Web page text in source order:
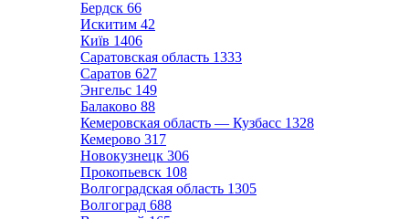
Бердск 66
Искитим 42
Київ 1406
Саратовская область 1333
Саратов 627
Энгельс 149
Балаково 88
Кемеровская область — Кузбасс 1328
Кемерово 317
Новокузнецк 306
Прокопьевск 108
Волгоградская область 1305
Волгоград 688